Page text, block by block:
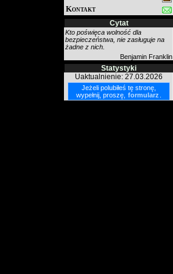
Kontakt
Cytat
Kto poświęca wolność dla
bezpieczeństwa, nie zasługuje na
żadne z nich.
Benjamin Franklin
Statystyki
Uaktualnienie: 27.03.2026
Jeżeli polubiłeś tę stronę,
wypełnij, proszę, formularz